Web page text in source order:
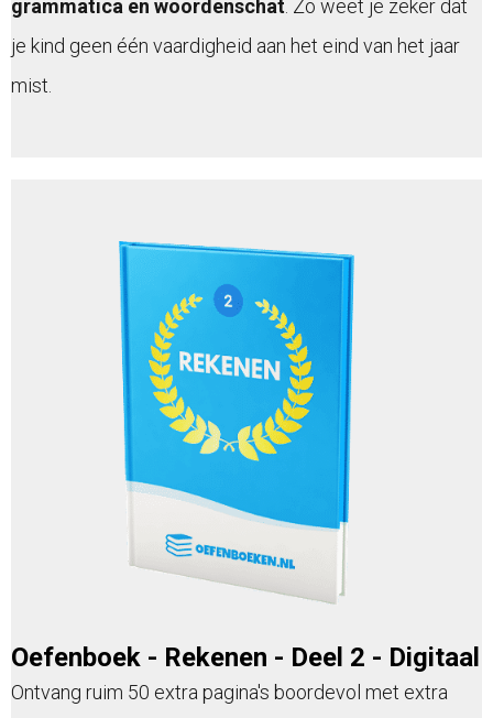
grammatica en woordenschat . Zo weet je zeker dat
je kind geen één vaardigheid aan het eind van het jaar
mist.
Oefenboek - Rekenen - Deel 2 - Digitaal
Ontvang ruim 50 extra pagina's boordevol met extra